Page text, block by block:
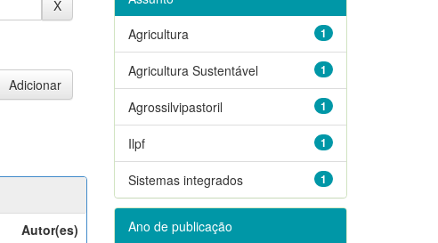
Autor(es)
1
Agricultura
1
Agricultura Sustentável
1
Agrossilvipastoril
1
Ilpf
1
Sistemas integrados
Ano de publicação